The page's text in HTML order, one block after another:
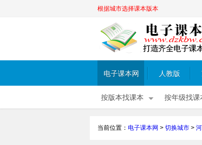
根据城市选择课本版本
电子课本网 人教版
按版本找课本 按年级找课
当前位置： 电子课本网 > 切换城市 >